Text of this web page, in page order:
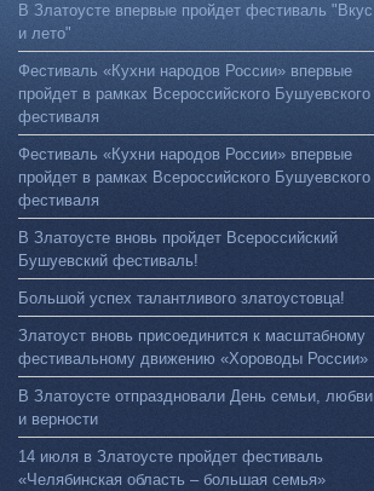
В Златоусте впервые пройдет фестиваль "Вкус
и лето"
Фестиваль «Кухни народов России» впервые
пройдет в рамках Всероссийского Бушуевского
фестиваля
Фестиваль «Кухни народов России» впервые
пройдет в рамках Всероссийского Бушуевского
фестиваля
В Златоусте вновь пройдет Всероссийский
Бушуевский фестиваль!
Большой успех талантливого златоустовца!
Златоуст вновь присоединится к масштабному
фестивальному движению «Хороводы России»
В Златоусте отпраздновали День семьи, любви
и верности
14 июля в Златоусте пройдет фестиваль
«Челябинская область – большая семья»